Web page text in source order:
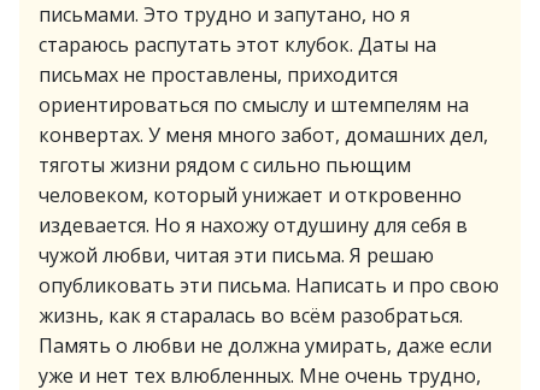
письмами. Это трудно и запутано, но я
стараюсь распутать этот клубок. Даты на
письмах не проставлены, приходится
ориентироваться по смыслу и штемпелям на
конвертах. У меня много забот, домашних дел,
тяготы жизни рядом с сильно пьющим
человеком, который унижает и откровенно
издевается. Но я нахожу отдушину для себя в
чужой любви, читая эти письма. Я решаю
опубликовать эти письма. Написать и про свою
жизнь, как я старалась во всём разобраться.
Память о любви не должна умирать, даже если
уже и нет тех влюбленных. Мне очень трудно,